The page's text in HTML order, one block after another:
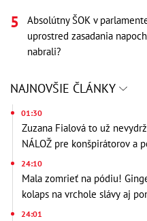
Absolútny ŠOK v
uprostred zasadania
nabrali?
NAJNOVŠIE ČLÁNKY
01:30
Zuzana Fialová to už
NÁLOŽ pre konšpirátorov a
24:10
Mala zomrieť na pódiu!
kolaps na vrchole slávy aj
24:01